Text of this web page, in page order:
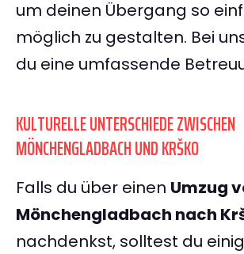
um deinen Übergang so
möglich zu gestalten. Bei
du eine umfassende
KULTURELLE UNTERSCHIEDE ZWISCHEN
MÖNCHENGLADBACH UND KRŠKO
Falls du über einen Umzug
Mönchengladbach nach
nachdenkst, solltest du